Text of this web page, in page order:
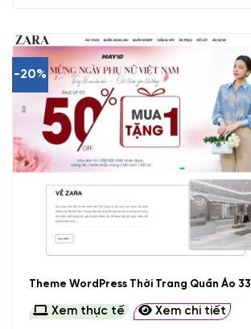
-20%
Theme WordPress Thời Trang Quần Áo 33
Xem thực tế Xem chi tiết